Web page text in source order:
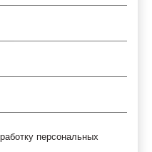
персональных